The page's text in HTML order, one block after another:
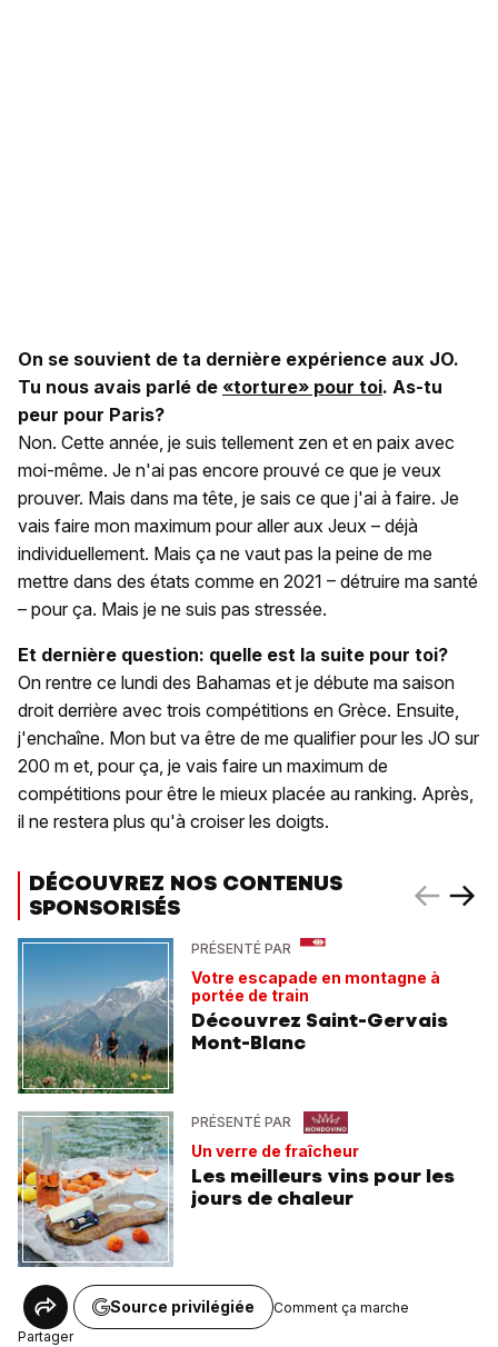
On se souvient de ta dernière expérience aux JO.
Tu nous avais parlé de «torture» pour toi. As-tu
peur pour Paris?
Non. Cette année, je suis tellement zen et en paix avec
moi-même. Je n'ai pas encore prouvé ce que je veux
prouver. Mais dans ma tête, je sais ce que j'ai à faire. Je
vais faire mon maximum pour aller aux Jeux – déjà
individuellement. Mais ça ne vaut pas la peine de me
mettre dans des états comme en 2021 – détruire ma santé
– pour ça. Mais je ne suis pas stressée.
Et dernière question: quelle est la suite pour toi?
On rentre ce lundi des Bahamas et je débute ma saison
droit derrière avec trois compétitions en Grèce. Ensuite,
j'enchaîne. Mon but va être de me qualifier pour les JO sur
200 m et, pour ça, je vais faire un maximum de
compétitions pour être le mieux placée au ranking. Après,
il ne restera plus qu'à croiser les doigts.
DÉCOUVREZ NOS CONTENUS
SPONSORISÉS
PRÉSENTÉ PAR
Votre escapade en montagne à
portée de train
Découvrez Saint-Gervais
Mont-Blanc
PRÉSENTÉ PAR
Un verre de fraîcheur
Les meilleurs vins pour les
jours de chaleur
Partager
Source privilégiée Comment ça marche